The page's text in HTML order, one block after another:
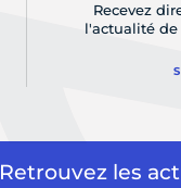
Recevez
l'actualité
Retrouvez les